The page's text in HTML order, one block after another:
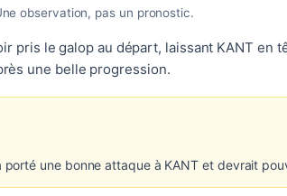
observation, pas un pronostic.
pris le galop au départ, laissant KANT en
une belle progression.
une bonne attaque à KANT et devrait